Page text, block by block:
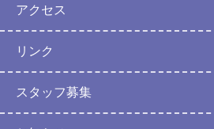
アクセス
リンク
スタッフ募集